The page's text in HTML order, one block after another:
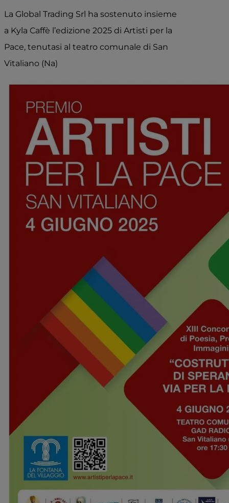
La Global Trading Srl ha sostenuto insieme
a Kyla Caffè l’edizione 2025 di Artisti per la
Pace, tenutasi al teatro comunale di San
Vitaliano (Na)